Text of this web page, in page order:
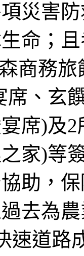
災害
命；
商務
席、玄
席)及
家)等
助，
去為
速道路